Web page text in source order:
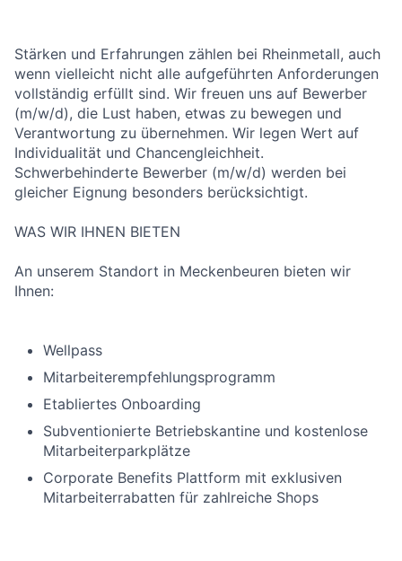
Stärken und Erfahrungen zählen bei Rheinmetall, auch
wenn vielleicht nicht alle aufgeführten Anforderungen
vollständig erfüllt sind. Wir freuen uns auf Bewerber
(m/w/d), die Lust haben, etwas zu bewegen und
Verantwortung zu übernehmen. Wir legen Wert auf
Individualität und Chancengleichheit.
Schwerbehinderte Bewerber (m/w/d) werden bei
gleicher Eignung besonders berücksichtigt.
WAS WIR IHNEN BIETEN
An unserem Standort in Meckenbeuren bieten wir
Ihnen:
Wellpass
Mitarbeiterempfehlungsprogramm
Etabliertes Onboarding
Subventionierte Betriebskantine und kostenlose
Mitarbeiterparkplätze
Corporate Benefits Plattform mit exklusiven
Mitarbeiterrabatten für zahlreiche Shops